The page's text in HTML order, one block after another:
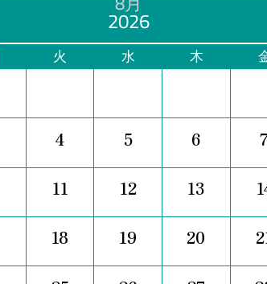
2026
火 水 木
4 5 6 7
11 12 13
18 19 20